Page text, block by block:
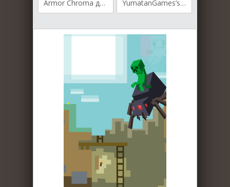
Armor Chroma для Майнкрафт [1.19.4, 1.19.3, 1.19.2] YumatanGames’s Villager Names для Майнкрафт [1.19.3, 1.19.2, 1.19.1]